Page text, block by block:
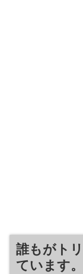
誰もがト
ています。